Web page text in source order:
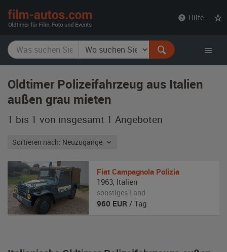
Hilfe
Oldtimer Polizeifahrzeug aus Italien
außen grau mieten
1 bis 1 von insgesamt 1 Angeboten
Sortieren nach: Neuzugänge
Fiat Campagnola Polizia
1963, Italien
sonstiges Land
960 EUR / Tag